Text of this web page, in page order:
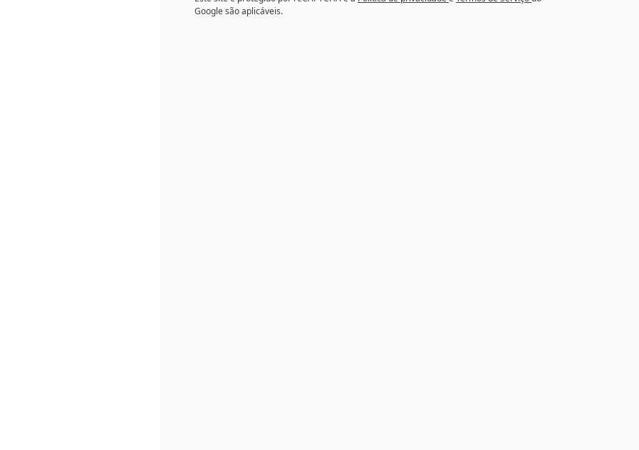
Google são aplicáveis.